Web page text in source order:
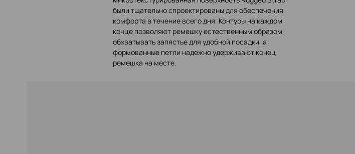
были тщательно спроектированы для обеспечения
комфорта в течение всего дня. Контуры на каждом
конце позволяют ремешку естественным образом
обхватывать запястье для удобной посадки, а
формованные петли надежно удерживают конец
ремешка на месте.